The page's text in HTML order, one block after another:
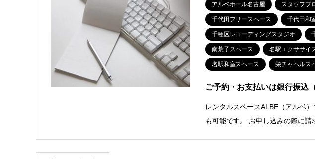
アルベホール名古屋 スタッフブ
千代田フリースペース 千代田和
千種区レコーディングスタジオ
南荒子スペース 名駅エクササイ
名駅和室スペース 栄チャペルス
ご予約・お支払いは銀行振込
レンタルスペースALBE（アルベ
も可能です。 お申し込みの際に請